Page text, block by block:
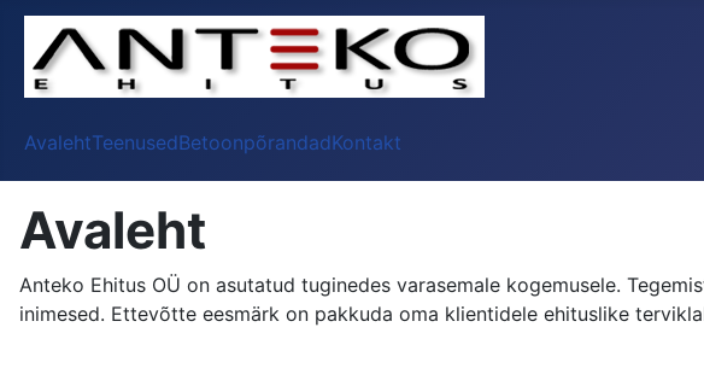
AvalehtTeenusedBetoonpõrandadKontakt
Avaleht
Anteko Ehitus OÜ on asutatud tuginedes varasemale kogemusele.
inimesed. Ettevõtte eesmärk on pakkuda oma klientidele ehituslike